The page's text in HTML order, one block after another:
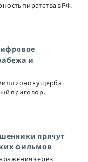
пиратства в РФ.
и
ущерба.
приговор.
прячут
фильмов
через